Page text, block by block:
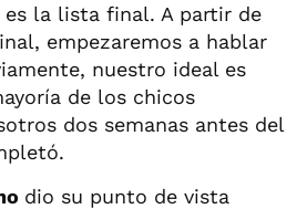
la lista final. A partir de
empezaremos a hablar
nuestro ideal es
de los chicos
dos semanas antes del
dio su punto de vista